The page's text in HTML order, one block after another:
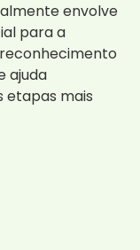
envolve
para a
ajuda
etapas mais